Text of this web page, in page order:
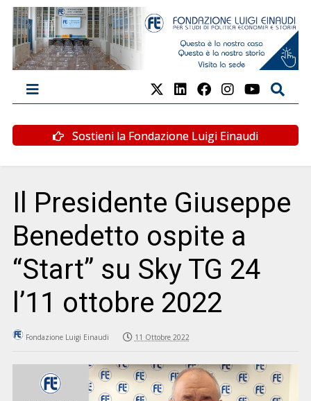
Sostieni la Fondazione Luigi Einaudi
Il Presidente Giuseppe
Benedetto ospite a
“Start” su Sky TG 24
l’11 ottobre 2022
Fondazione Luigi Einaudi 11 Ottobre 2022